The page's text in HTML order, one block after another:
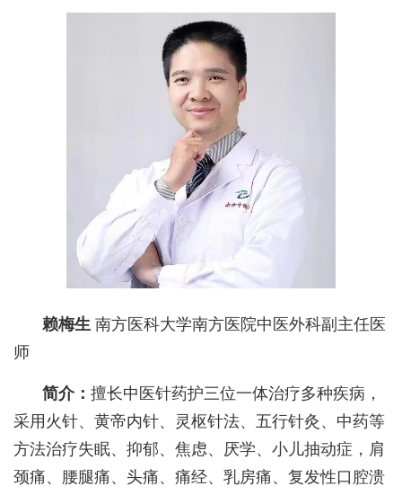
赖梅生 南方医科大学南方医院中医外科副主任医
师
简介： 擅长中医针药护三位一体治疗多种疾病，
采用火针、黄帝内针、灵枢针法、五行针灸、中药等
方法治疗失眠、抑郁、焦虑、厌学、小儿抽动症，肩
颈痛、腰腿痛、头痛、痛经、乳房痛、复发性口腔溃